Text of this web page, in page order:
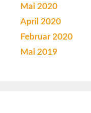
Mai 2020
April 2020
Februar 2020
Mai 2019